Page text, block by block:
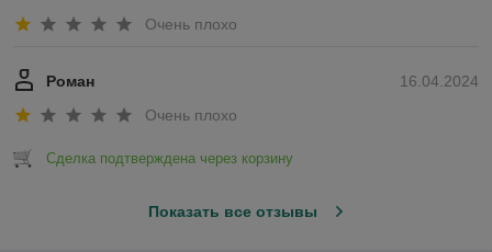
Очень плохо
16.04.2024
Роман
Очень плохо
Сделка подтверждена через корзину
Показать все отзывы